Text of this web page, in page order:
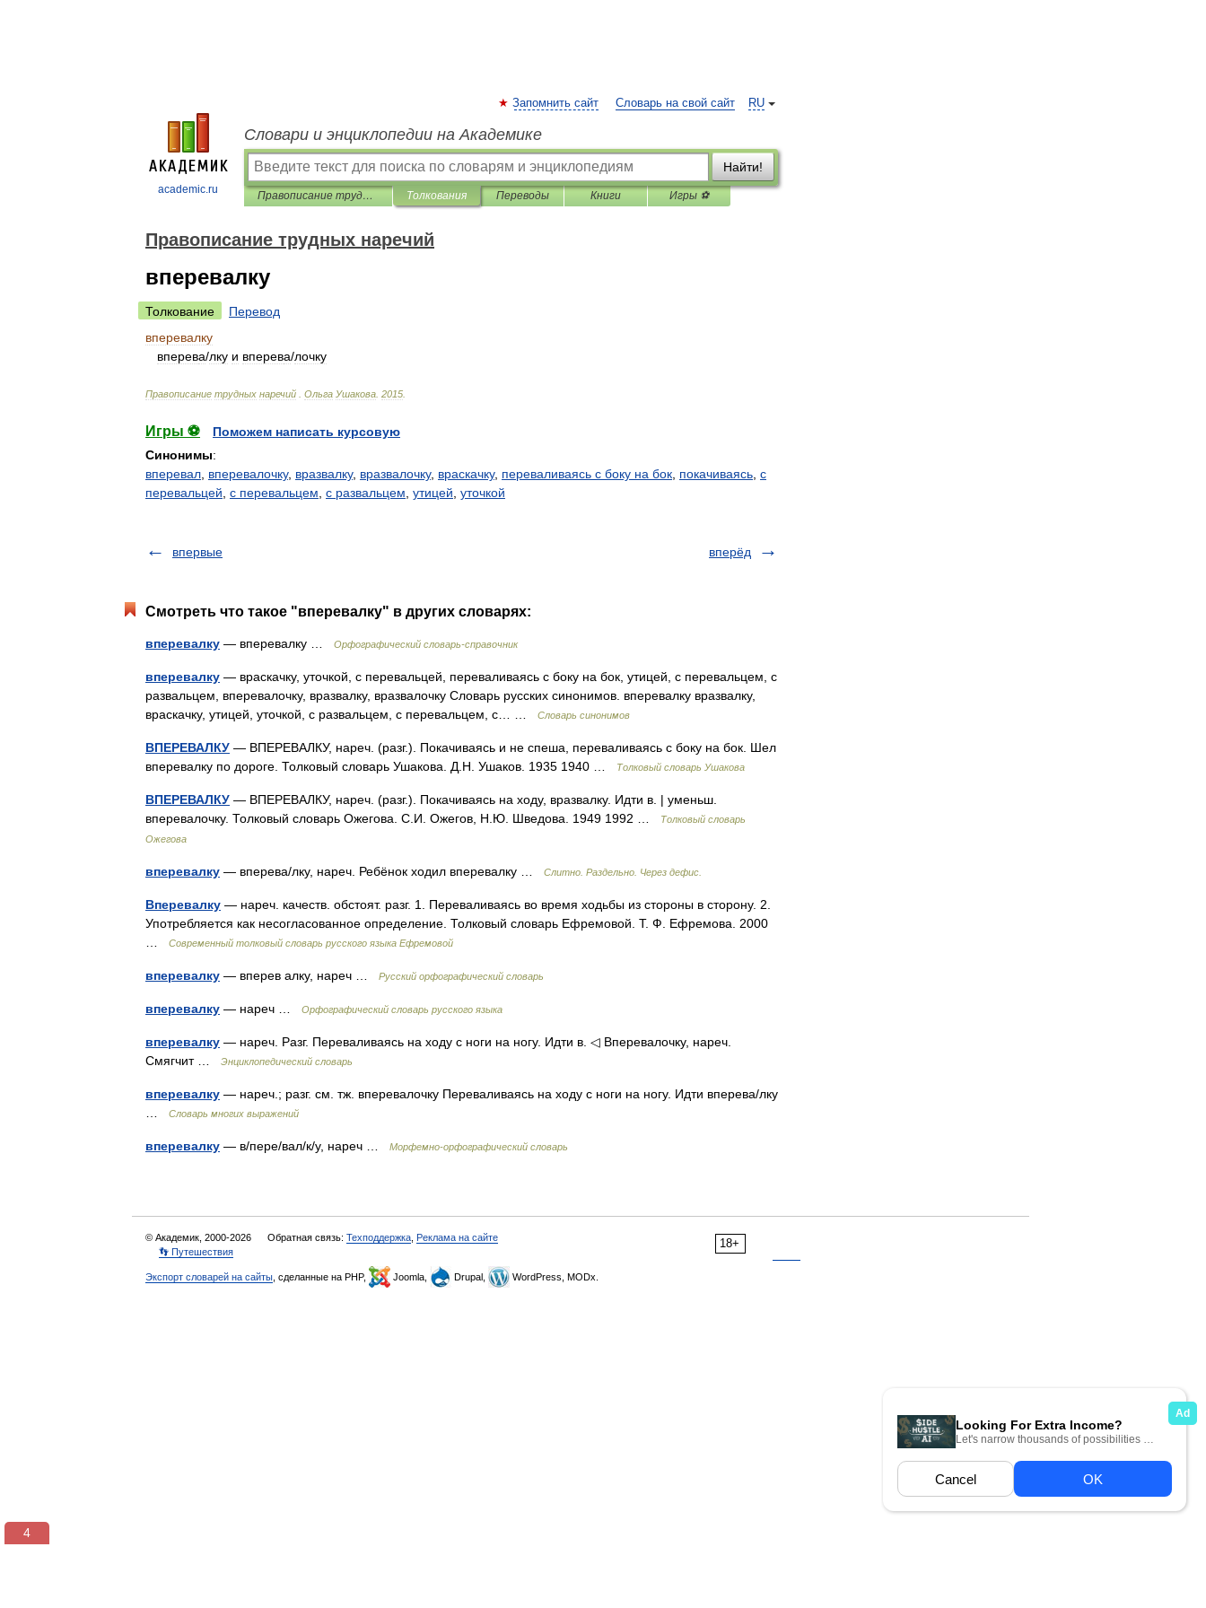
academic.ru
RU
Запомнить сайт Словарь на свой сайт
Словари и энциклопедии на Академике
Найти!
Правописание трудных наречий Толкования Переводы Книги Игры ⚽
Правописание трудных наречий
вперевалку
Толкование
Перевод
вперевалку
вперева/лку и вперева/лочку
Правописание трудных наречий Ольга Ушакова 2015
Игры ⚽
Поможем написать курсовую
Синонимы:
вперевал вперевалочку, вразвалку, вразвалочку, враскачку, переваливаясь с боку на бок покачиваясь с
перевальцей с перевальцем с развальцем утицей уточкой
впервые вперёд
Смотреть что такое "вперевалку" в других словарях:
вперевалку — вперевалку … Орфографический словарь-справочник
вперевалку — враскачку, уточкой, с перевальцей, переваливаясь с боку на бок, утицей, с перевальцем, с
развальцем, вперевалочку, вразвалку, вразвалочку Словарь русских синонимов. вперевалку вразвалку,
враскачку, утицей, уточкой, с развальцем, с перевальцем, с… …
Словарь синонимов
ВПЕРЕВАЛКУ — ВПЕРЕВАЛКУ, нареч. (разг.). Покачиваясь и не спеша, переваливаясь с боку на бок. Шел
вперевалку по дороге. Толковый словарь Ушакова. Д.Н. Ушаков. 1935 1940 …
Толковый словарь Ушакова
ВПЕРЕВАЛКУ — ВПЕРЕВАЛКУ, нареч. (разг.). Покачиваясь на ходу, вразвалку. Идти в. | уменьш.
вперевалочку. Толковый словарь Ожегова. С.И. Ожегов, Н.Ю. Шведова. 1949 1992 …
Толковый словарь
Ожегова
вперевалку — вперева/лку, нареч. Ребёнок ходил вперевалку … Слитно. Раздельно. Через дефис.
Вперевалку — нареч. качеств. обстоят. разг. 1. Переваливаясь во время ходьбы из стороны в сторону. 2.
Употребляется как несогласованное определение. Толковый словарь Ефремовой. Т. Ф. Ефремова. 2000
Современный толковый словарь русского языка Ефремовой
вперевалку — вперев алку, нареч … Русский орфографический словарь
вперевалку — нареч … Орфографический словарь русского языка
вперевалку — нареч. Разг. Переваливаясь на ходу с ноги на ногу. Идти в. ◁ Вперевалочку, нареч.
Смягчит …
Энциклопедический словарь
вперевалку — нареч.; разг. см. тж. вперевалочку Переваливаясь на ходу с ноги на ногу. Идти вперева/лку
Словарь многих выражений
вперевалку — в/пере/вал/к/у, нареч … Морфемно-орфографический словарь
18+
© Академик, 2000-2026 Обратная связь: Техподдержка Реклама на сайте
👣 Путешествия
Экспорт словарей на сайты , сделанные на PHP, Joomla, Drupal, WordPress, MODx.
3